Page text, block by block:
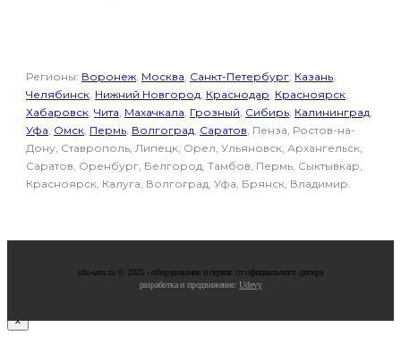
Регионы: Воронеж, Москва, Санкт-Петербург, Казань,
Челябинск, Нижний Новгород, Краснодар, Красноярск,
Хабаровск, Чита, Махачкала, Грозный, Сибирь, Калининград,
Уфа, Омск, Пермь, Волгоград, Саратов, Пенза, Ростов-на-
Дону, Ставрополь, Липецк, Орел, Ульяновск, Архангельск,
Саратов, Оренбург, Белгород, Тамбов, Пермь, Сыктывкар,
Красноярск, Калуга, Волгоград, Уфа, Брянск, Владимир.
sds-sam.ru © 2025 - oбopудoвaниe и cepвиc oт oфициaльнoгo дилepa
разработка и продвижение:Udevy
×